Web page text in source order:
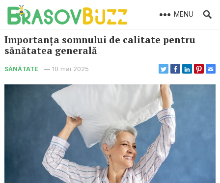
MENU
Importanța somnului de calitate pentru
sănătatea generală
SĂNĂTATE — 10 mai 2025